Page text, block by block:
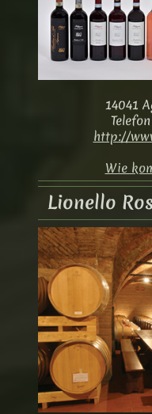
14041
http://
Wie
Lionello